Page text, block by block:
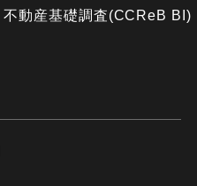
不動産基礎調査(CCReB BI)